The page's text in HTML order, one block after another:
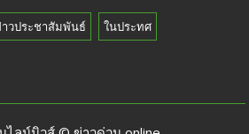
วประชาสัมพันธ์ ในประทศ